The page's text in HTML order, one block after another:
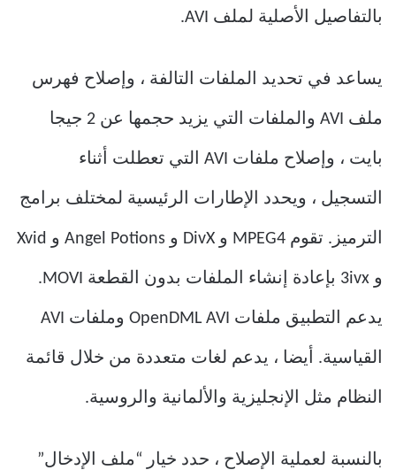
بالتفاصيل الأصلية لملف AVI.
يساعد في تحديد الملفات التالفة ، وإصلاح فهرس
ملف AVI والملفات التي يزيد حجمها عن 2 جيجا
بايت ، وإصلاح ملفات AVI التي تعطلت أثناء
التسجيل ، ويحدد الإطارات الرئيسية لمختلف برامج
الترميز. تقوم MPEG4 و DivX و Angel Potions و Xvid
و 3ivx بإعادة إنشاء الملفات بدون القطعة MOVI.
يدعم التطبيق ملفات OpenDML AVI وملفات AVI
القياسية. أيضا ، يدعم لغات متعددة من خلال قائمة
النظام مثل الإنجليزية والألمانية والروسية.
بالنسبة لعملية الإصلاح ، حدد خيار “ملف الإدخال”